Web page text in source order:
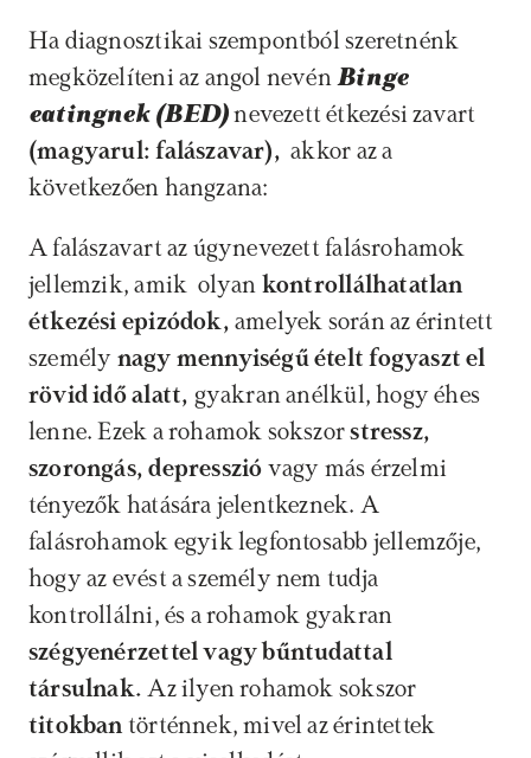
Ha diagnosztikai szempontból szeretnénk
megközelíteni az angol nevén Binge
eatingnek (BED) nevezett étkezési zavart
(magyarul: falászavar), akkor az a
következően hangzana:
A falászavart az úgynevezett falásrohamok
jellemzik, amik  olyan kontrollálhatatlan
étkezési epizódok, amelyek során az érintett
személy nagy mennyiségű ételt fogyaszt el
rövid idő alatt, gyakran anélkül, hogy éhes
lenne. Ezek a rohamok sokszor stressz,
szorongás, depresszió vagy más érzelmi
tényezők hatására jelentkeznek. A
falásrohamok egyik legfontosabb jellemzője,
hogy az evést a személy nem tudja
szégyenérzettel vagy bűntudattal
társulnak.
titokban történnek, mivel az érintettek